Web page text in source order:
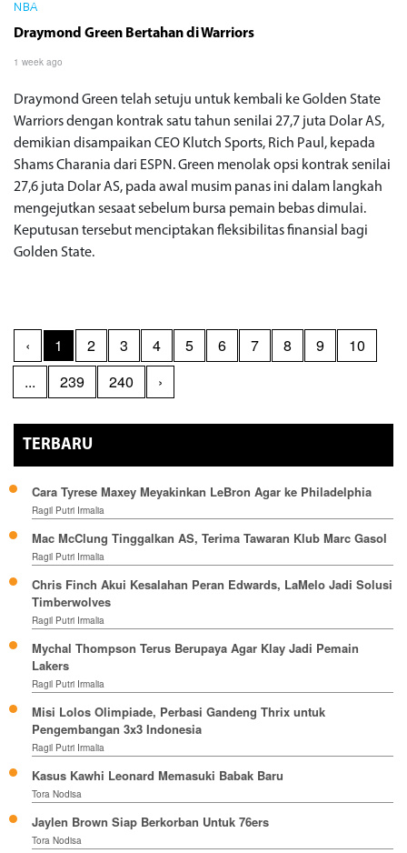
NBA
Draymond Green Bertahan di Warriors
1 week ago
Draymond Green telah setuju untuk kembali ke Golden State
Warriors dengan kontrak satu tahun senilai 27,7 juta Dolar AS,
demikian disampaikan CEO Klutch Sports, Rich Paul, kepada
Shams Charania dari ESPN. Green menolak opsi kontrak senilai
27,6 juta Dolar AS, pada awal musim panas ini dalam langkah
mengejutkan sesaat sebelum bursa pemain bebas dimulai.
Keputusan tersebut menciptakan fleksibilitas finansial bagi
Golden State.
‹ 1 2 3 4 5 6 7 8 9
10
...
239 240 ›
TERBARU
Cara Tyrese Maxey Meyakinkan LeBron Agar ke Philadelphia
Ragil Putri Irmalia
Mac McClung Tinggalkan AS, Terima Tawaran Klub Marc Gasol
Ragil Putri Irmalia
Chris Finch Akui Kesalahan Peran Edwards, LaMelo Jadi Solusi
Timberwolves
Ragil Putri Irmalia
Mychal Thompson Terus Berupaya Agar Klay Jadi Pemain
Lakers
Ragil Putri Irmalia
Misi Lolos Olimpiade, Perbasi Gandeng Thrix untuk
Pengembangan 3x3 Indonesia
Ragil Putri Irmalia
Kasus Kawhi Leonard Memasuki Babak Baru
Tora Nodisa
Jaylen Brown Siap Berkorban Untuk 76ers
Tora Nodisa